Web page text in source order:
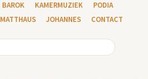
BAROK KAMERMUZIEK
PODIA
MATTHAUS JOHANNES CONTACT